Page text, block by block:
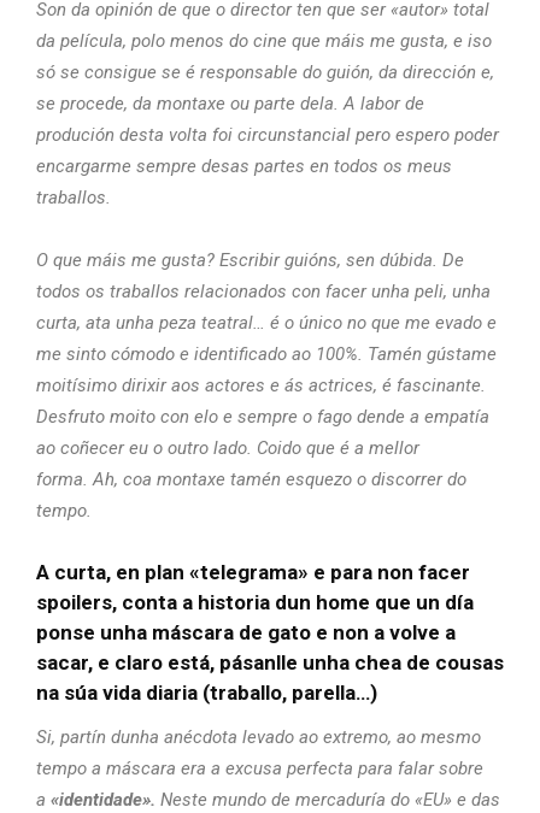
Son da opinión de que o director ten que ser «autor» total
da película, polo menos do cine que máis me gusta, e iso
só se consigue se é responsable do guión, da dirección e,
se procede, da montaxe ou parte dela. A labor de
produción desta volta foi circunstancial pero espero poder
encargarme sempre desas partes en todos os meus
traballos.
O que máis me gusta? Escribir guións, sen dúbida. De
todos os traballos relacionados con facer unha peli, unha
curta, ata unha peza teatral… é o único no que me evado e
me sinto cómodo e identificado ao 100%. Tamén gústame
moitísimo dirixir aos actores e ás actrices, é fascinante.
Desfruto moito con elo e sempre o fago dende a empatía
ao coñecer eu o outro lado. Coido que é a mellor
forma. Ah, coa montaxe tamén esquezo o discorrer do
tempo.
A curta, en plan «telegrama» e para non facer
spoilers, conta a historia dun home que un día
ponse unha máscara de gato e non a volve a
sacar, e claro está, pásanlle unha chea de cousas
na súa vida diaria (traballo, parella…)
Si, partín dunha anécdota levado ao extremo, ao mesmo
tempo a máscara era a excusa perfecta para falar sobre
a «identidade». Neste mundo de mercaduría do «EU» e das